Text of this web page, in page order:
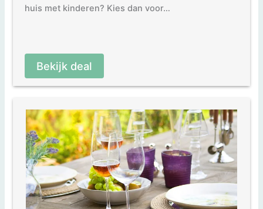
huis met kinderen? Kies dan voor…
Bekijk deal